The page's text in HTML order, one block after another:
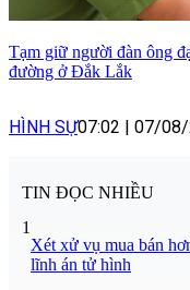
Tạm giữ người đàn ông
đường ở Đắk Lắk
HÌNH SỰ07:02 | 07/08/
TIN ĐỌC NHIỀU
1
Xét xử vụ mua bán
lĩnh án tử hình